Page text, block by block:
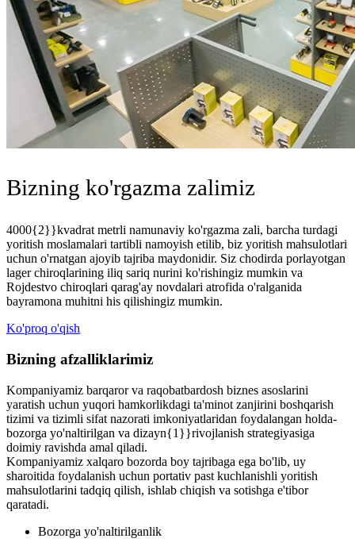
Bizning ko'rgazma zalimiz
4000{2}}kvadrat metrli namunaviy ko'rgazma zali, barcha turdagi
yoritish moslamalari tartibli namoyish etilib, biz yoritish mahsulotlari
uchun o'rnatgan ajoyib tajriba maydonidir. Siz chodirda porlayotgan
lager chiroqlarining iliq sariq nurini ko'rishingiz mumkin va
Rojdestvo chiroqlari qarag'ay novdalari atrofida o'ralganida
bayramona muhitni his qilishingiz mumkin.
Ko'proq o'qish
Bizning afzalliklarimiz
Kompaniyamiz barqaror va raqobatbardosh biznes asoslarini
yaratish uchun yuqori hamkorlikdagi ta'minot zanjirini boshqarish
tizimi va tizimli sifat nazorati imkoniyatlaridan foydalangan holda-
bozorga yo'naltirilgan va dizayn{1}}rivojlanish strategiyasiga
doimiy ravishda amal qiladi.
Kompaniyamiz xalqaro bozorda boy tajribaga ega bo'lib, uy
sharoitida foydalanish uchun portativ past kuchlanishli yoritish
mahsulotlarini tadqiq qilish, ishlab chiqish va sotishga e'tibor
qaratadi.
Bozorga yo'naltirilganlik